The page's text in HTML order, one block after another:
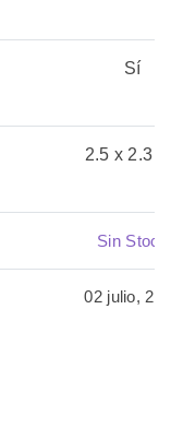
Sí
2.5 x 2.3
Sin Stock
02 julio,